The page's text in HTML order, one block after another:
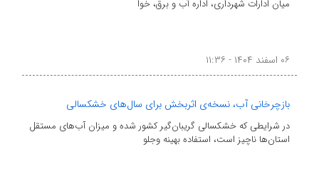
میان ادارات شهرداری، اداره آب و برق، خوا
۰۶ اسفند ۱۴۰۴ - ۱۱:۳۶
بازچرخانی آب، نسخه‌ی اثربخش برای سال‌های خشکسالی
در شرایطی که خشکسالی گریبان‌گیر کشور شده و میزان آب‌های مستقل
استان‌ها ناچیز است، استفاده بهینه وجلو